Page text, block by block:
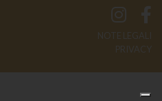
NOTE LEGALI
PRIVACY